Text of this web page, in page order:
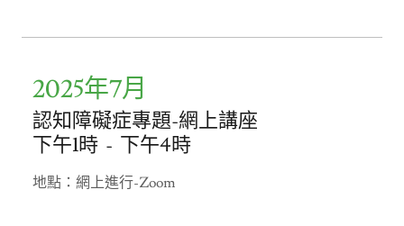
2025年7月
認知障礙症專題-網上講座
下午1時 - 下午4時
地點：網上進行-Zoom